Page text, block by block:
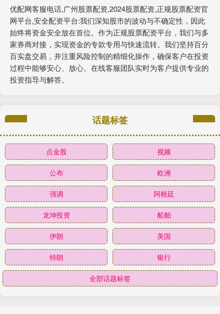
优配网客服电话,广州股票配资,2024股票配资,正规股票配资官
网平台,安全配资平台:我们深知股市的波动与不确定性，因此
始终将资金安全放在首位。作为正规股票配资平台，我们与多
家券商对接，实现资金的专款专用与快速流转。我们坚持百分
百实盘交易，并注重风险控制的精细化操作，确保客户在投资
过程中能够安心、放心。在线客服团队实时为客户提供专业的
投资指导与解答。
话题标签
点金股 视频
公布 欧洲
强调 阿根廷
龙坤投资 船舶
伊朗 美国
特朗 银行
全部话题标签